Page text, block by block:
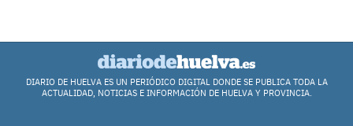
DIARIO DE HUELVA ES UN PERIÓDICO DIGITAL DONDE SE PUBLICA TODA LA
ACTUALIDAD, NOTICIAS E INFORMACIÓN DE HUELVA Y PROVINCIA.